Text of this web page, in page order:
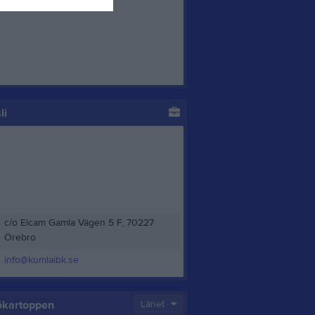
c/o Elcam Gamla Vägen 5 F, 70227
Örebro
info@kumlaibk.se
Länet